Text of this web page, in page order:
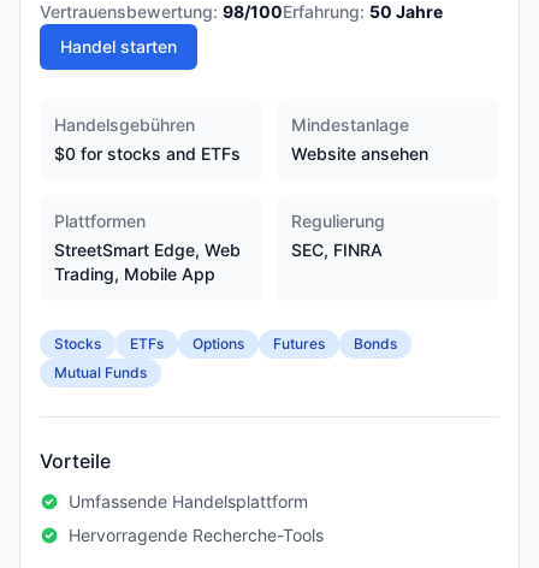
Vertrauensbewertung: 98/100Erfahrung: 50 Jahre
Handel starten
Handelsgebühren
$0 for stocks and ETFs
Mindestanlage
Website ansehen
Plattformen
StreetSmart Edge, Web
Trading, Mobile App
Regulierung
SEC, FINRA
Stocks ETFs Options Futures
Bonds
Mutual Funds
Vorteile
Umfassende Handelsplattform
Hervorragende Recherche-Tools